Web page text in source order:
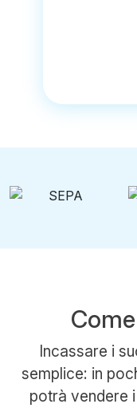
Incassare i
semplice: in
potrà vendere